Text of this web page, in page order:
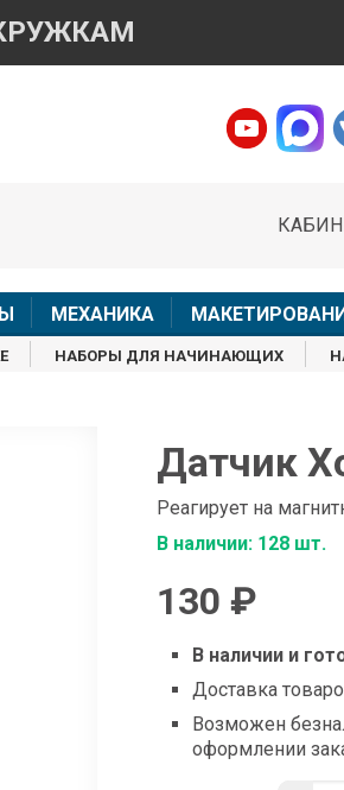
МЕХАНИКА
НАБОРЫ ДЛЯ НАЧИНАЮЩИХ
Датчик
Реагирует на
В наличии: 128 шт.
130 ₽
В наличии и
Доставка
Возможен
оформлении
×
товара
Менеджер
8 (499) 500-14-56